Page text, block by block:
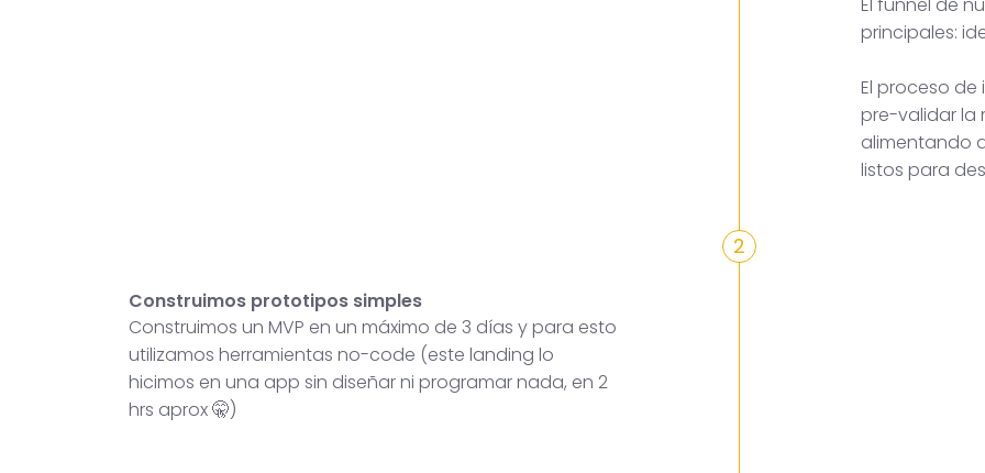
El funnel de
principales:
El proceso
pre-validar la
alimentando
listos para
Construimos prototipos simples
Construimos un MVP en un máximo de 3 días y para esto
utilizamos herramientas no-code (este landing lo
hicimos en una app sin diseñar ni programar nada, en 2
hrs aprox 🤫)
2